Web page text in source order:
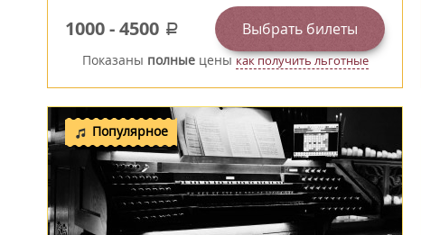
1000-4500 a Выбрать билеты
Показаны полныеценыкак получить льготные
Популярное